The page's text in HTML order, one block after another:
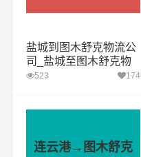
盐城到图木舒克物流公
司_盐城至图木舒克物
流专线
523 174
连云港→图木舒克